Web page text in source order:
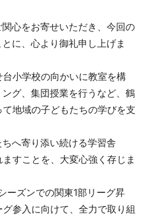
心をお寄せいただき、今回の
に、心より御礼申し上げま
小学校の向かいに教室を構
グ、集団授業を行うなど、鶴
地域の子どもたちの学びを支
へ寄り添い続ける学習舎
すことを、大変心強く存じま
ーズンでの関東1部リーグ昇
参入に向けて、全力で取り組